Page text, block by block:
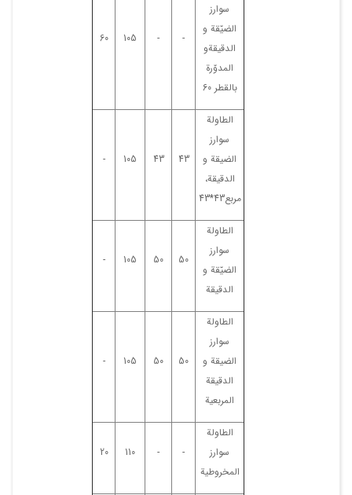
سوارز
الضیّقة و
الدقیقةو
المدوّرة
بالقطر 60
-
-
105
60
الطاولة
سوارز
الضیقة و
الدقیقة،
مربع43*43
43
43
105
-
الطاولة
سوارز
الضیّقة و
الدقیقة
50
50
105
-
الطاولة
سوارز
الضیقة و
الدقیقة
المربعیة
50
50
105
-
الطاولة
سوارز
المخروطیة
-
-
110
20